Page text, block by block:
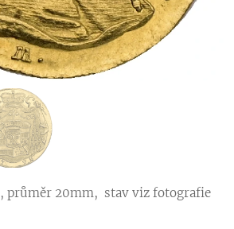
průměr 20mm, stav viz fotografie